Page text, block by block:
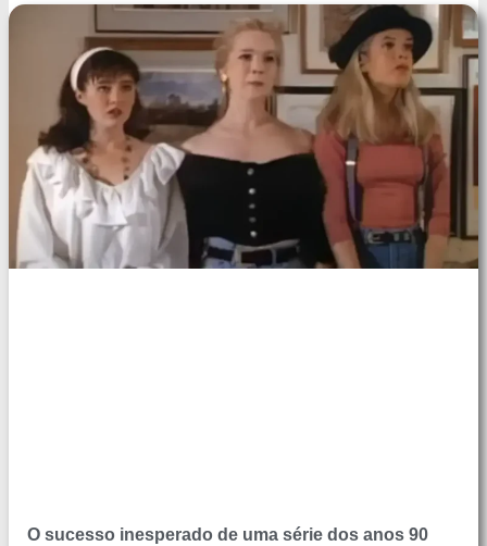
O sucesso inesperado de uma série dos anos 90